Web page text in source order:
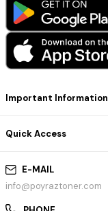
E-MAIL
info@poyraztoner.com
Important Information
Quick Access